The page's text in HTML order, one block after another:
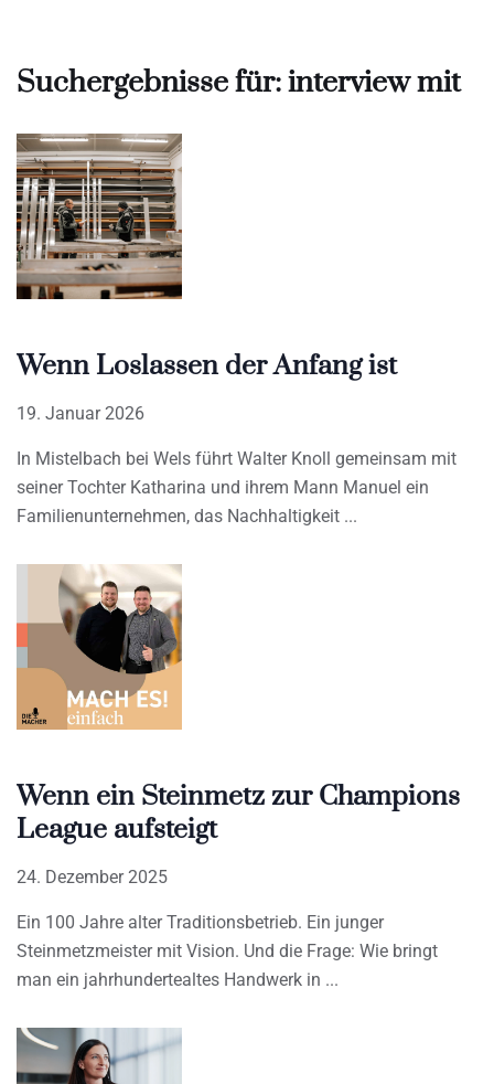
Suchergebnisse für: interview mit
Wenn Loslassen der Anfang ist
19. Januar 2026
In Mistelbach bei Wels führt Walter Knoll gemeinsam mit
seiner Tochter Katharina und ihrem Mann Manuel ein
Familienunternehmen, das Nachhaltigkeit
Wenn ein Steinmetz zur Champions
League aufsteigt
24. Dezember 2025
Ein 100 Jahre alter Traditionsbetrieb. Ein junger
Steinmetzmeister mit Vision. Und die Frage: Wie bringt
man ein jahrhundertealtes Handwerk in